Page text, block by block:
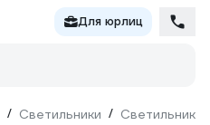
Для юрлиц
/ Светильники / Светильники